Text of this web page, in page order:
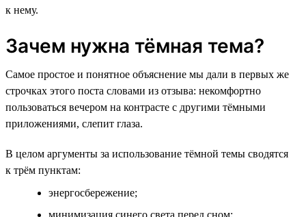
к нему.
Зачем нужна тёмная тема?
Самое простое и понятное объяснение мы дали в первых же
строчках этого поста словами из отзыва: некомфортно
пользоваться вечером на контрасте с другими тёмными
приложениями, слепит глаза.
В целом аргументы за использование тёмной темы сводятся
к трём пунктам:
энергосбережение;
минимизация синего света перед сном;